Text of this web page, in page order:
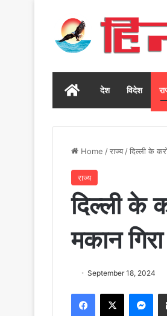
Homeदेश विदेश
Home /राज्य/दिल्ली के
राज्य
दिल्ली के
मकान गिरा
September 18, 2024
Facebook
X